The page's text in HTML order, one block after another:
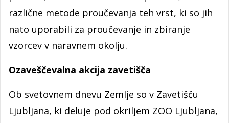
različne metode proučevanja teh vrst, ki so jih
nato uporabili za proučevanje in zbiranje
vzorcev v naravnem okolju.
Ozaveščevalna akcija zavetišča
Ob svetovnem dnevu Zemlje so v Zavetišču
Ljubljana, ki deluje pod okriljem ZOO Ljubljana,